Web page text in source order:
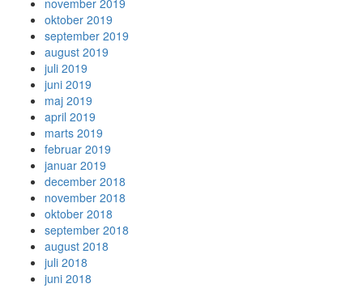
oktober 2019
september 2019
august 2019
juli 2019
juni 2019
maj 2019
april 2019
marts 2019
februar 2019
januar 2019
december 2018
november 2018
oktober 2018
september 2018
august 2018
juli 2018
juni 2018